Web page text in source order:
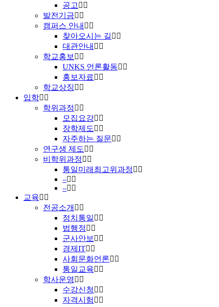
공고
발전기금
캠퍼스 안내
찾아오시는 길
대관안내
학교홍보
UNKS 언론활동
홍보자료
학교상징
입학
학위과정
모집요강
장학제도
자주하는 질문
연구생 제도
비학위과정
통일미래최고위과정
–
–
교육
전공소개
정치통일
법행정
군사안보
경제IT
사회문화언론
통일교육
학사운영
수강신청
자격시험